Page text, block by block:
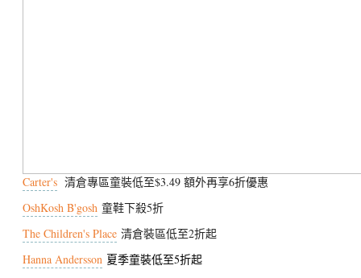
Carter's清倉專區童裝低至$3.49 額外再享6折優惠
OshKosh B'gosh 童鞋下殺5折
The Children's Place清倉裝區低至2折起
Hanna Andersson 夏季童裝低至5折起